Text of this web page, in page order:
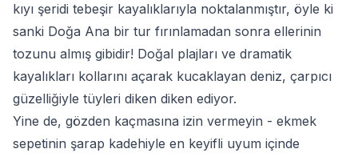
kıyı şeridi tebeşir kayalıklarıyla noktalanmıştır, öyle ki
sanki Doğa Ana bir tur fırınlamadan sonra ellerinin
tozunu almış gibidir! Doğal plajları ve dramatik
kayalıkları kollarını açarak kucaklayan deniz, çarpıcı
güzelliğiyle tüyleri diken diken ediyor.
Yine de, gözden kaçmasına izin vermeyin - ekmek
sepetinin şarap kadehiyle en keyifli uyum içinde